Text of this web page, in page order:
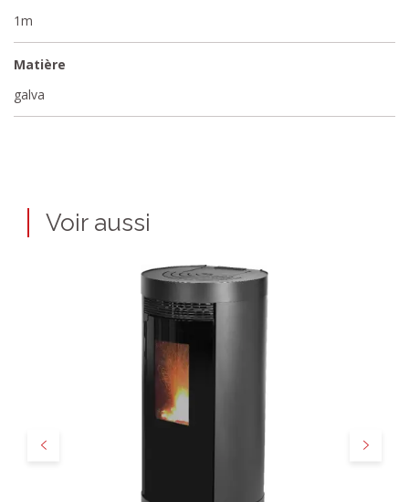
1m
Matière
galva
Voir aussi
Précédent Suivant